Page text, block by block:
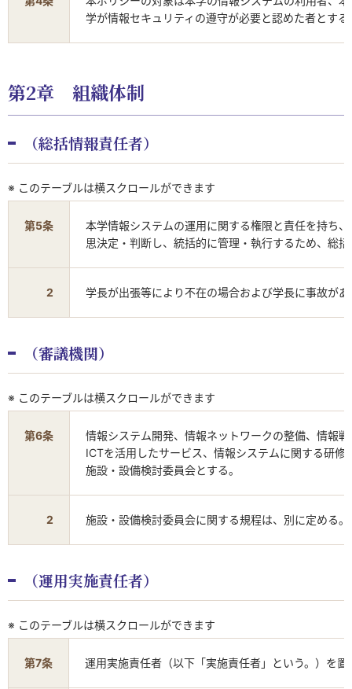
学が情報セキュリティの遵守が必要と認めた者とする
第2章 組織体制
（総括情報責任者）
※ このテーブルは横スクロールができます
第5条
本学情報システムの運用に関する権限と責任を持ち
思決定・判断し、統括的に管理・執行するため、総
2 学長が出張等により不在の場合および学長に事故が
（審議機関）
※ このテーブルは横スクロールができます
第6条
情報システム開発、情報ネットワークの整備、情報
ICTを活用したサービス、情報システムに関する研
施設・設備検討委員会とする。
2 施設・設備検討委員会に関する規程は、別に定める。
（運用実施責任者）
※ このテーブルは横スクロールができます
第7条 運用実施責任者（以下「実施責任者」という。）を